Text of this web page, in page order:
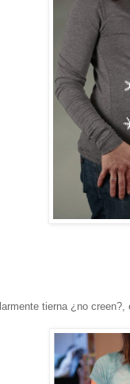
tierna ¿no creen?,